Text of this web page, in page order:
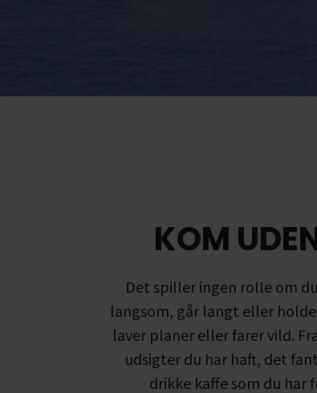
KOM
Det spiller ingen rolle om
langsom, går langt eller
laver planer eller farer vild.
udsigter du har haft, det
drikke kaffe som du har